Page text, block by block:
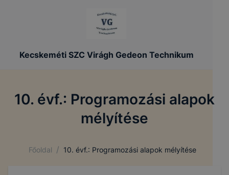
Kecskeméti SZC Virágh Gedeon Technikum
10. évf.: Programozási alapok
mélyítése
Főoldal / 10. évf.: Programozási alapok mélyítése